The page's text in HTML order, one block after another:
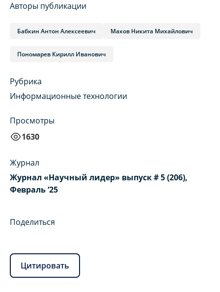
Авторы публикации
Бабкин Антон Алексеевич Махов Никита Михайлович
Пономарев Кирилл Иванович
Рубрика
Информационные технологии
Просмотры
1630
Журнал
Журнал «Научный лидер» выпуск # 5 (206),
Февраль ‘25
Поделиться
Цитировать